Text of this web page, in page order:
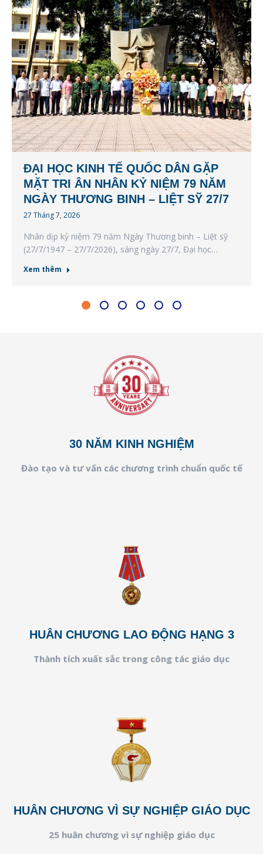
ĐẠI HỌC KINH TẾ QUỐC DÂN GẶP
MẶT TRI ÂN NHÂN KỶ NIỆM 79 NĂM
NGÀY THƯƠNG BINH – LIỆT SỸ 27/7
27 Tháng 7, 2026
Nhân dịp kỷ niệm 79 năm Ngày Thương binh – Liệt sỹ
(27/7/1947 – 27/7/2026), sáng ngày 27/7, Đại học…
Xem thêm
30 NĂM KINH NGHIỆM
Đào tạo và tư vấn các chương trình chuẩn quốc tế
HUÂN CHƯƠNG LAO ĐỘNG HẠNG 3
Thành tích xuất sắc trong công tác giáo dục
HUÂN CHƯƠNG VÌ SỰ NGHIỆP GIÁO DỤC
25 huân chương vì sự nghiệp giáo dục